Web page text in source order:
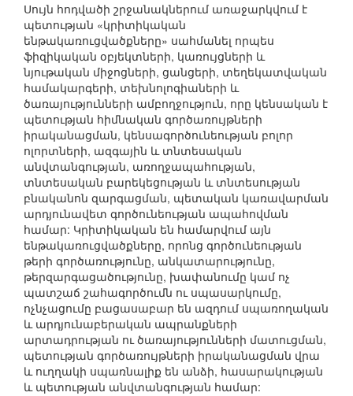
Սույն հոդվածի շրջանակներում առաջարկվում է
պետության «կրիտիկական
ենթակառուցվածքները» սահմանել որպես
ֆիզիկական օբյեկտների, կառույցների և
նյութական միջոցների, ցանցերի, տեղեկատվական
համակարգերի, տեխնոլոգիաների և
ծառայությունների ամբողջություն, որը կենսական է
պետության հիմնական գործառույթների
իրականացման, կենսագործունեության բոլոր
ոլորտների, ազգային և տնտեսական
անվտանգության, առողջապահության,
տնտեսական բարեկեցության և տնտեսության
բնականոն զարգացման, պետական կառավարման
արդյունավետ գործունեության ապահովման
համար: Կրիտիկական են համարվում այն
ենթակառուցվածքները, որոնց գործունեության
թերի գործառությունը, անկատարությունը,
թերզարգացածությունը, խափանումը կամ ոչ
պատշաճ շահագործումն ու սպասարկումը,
ոչնչացումը բացասաբար են ազդում սպառողական
և արդյունաբերական ապրանքների
արտադրության ու ծառայությունների մատուցման,
պետության գործառույթների իրականացման վրա
և ուղղակի սպառնալիք են անձի, հասարակության
և պետության անվտանգության համար: